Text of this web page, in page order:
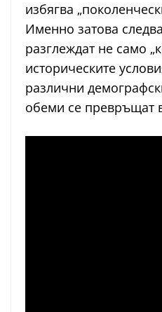
избягва
Именно затова
разглеждат не само
историческите
различни
обеми се превръщат